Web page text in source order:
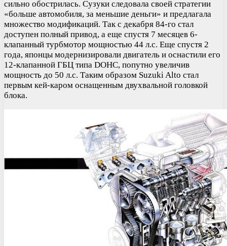
сильно обострилась. Сузуки следовала своей стратегии
«больше автомобиля, за меньшие деньги» и предлагала
множество модификаций. Так с декабря 84-го стал
доступен полный привод, а еще спустя 7 месяцев 6-
клапанный турбмотор мощностью 44 л.с. Еще спустя 2
года, японцы модернизировали двигатель и оснастили его
12-клапанной ГБЦ типа DOHC, попутно увеличив
мощность до 50 л.с. Таким образом Suzuki Alto стал
первым кей-каром оснащенным двухвальной головкой
блока.